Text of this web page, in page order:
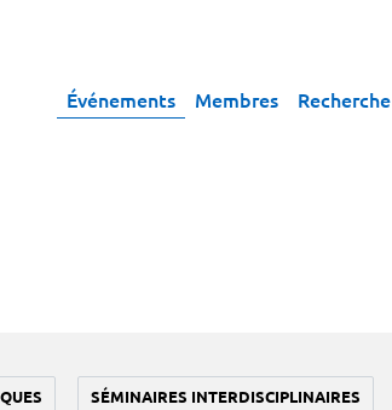
Événements Membres Recherche
SÉMINAIRES INTERDISCIPLINAIRES